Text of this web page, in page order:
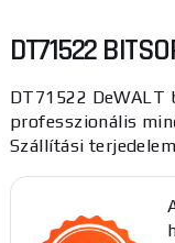
DT71522
DT71522 DeWALT
professzionális
Szállítási